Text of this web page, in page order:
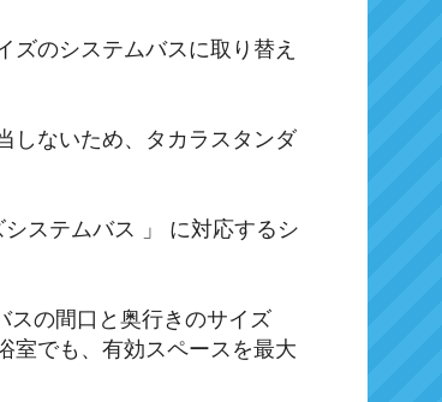
のシステムバスに取り替え
しないため、タカラスタンダ
ステムバス 」 に対応するシ
スの間口と奥行きのサイズ
室でも、有効スペースを最大